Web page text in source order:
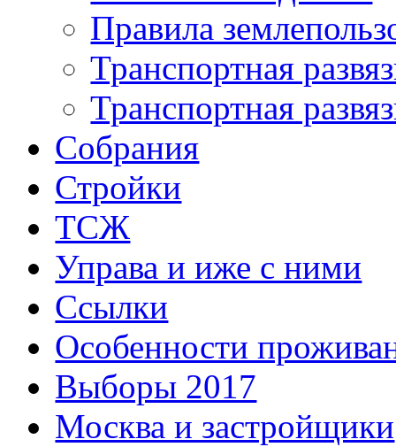
Правила
Транспортная
Транспортная
Собрания
Стройки
ТСЖ
Управа и иже с ними
Ссылки
Особенности
Выборы 2017
Москва и застройщики